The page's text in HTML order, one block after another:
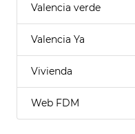
Valencia verde
Valencia Ya
Vivienda
Web FDM